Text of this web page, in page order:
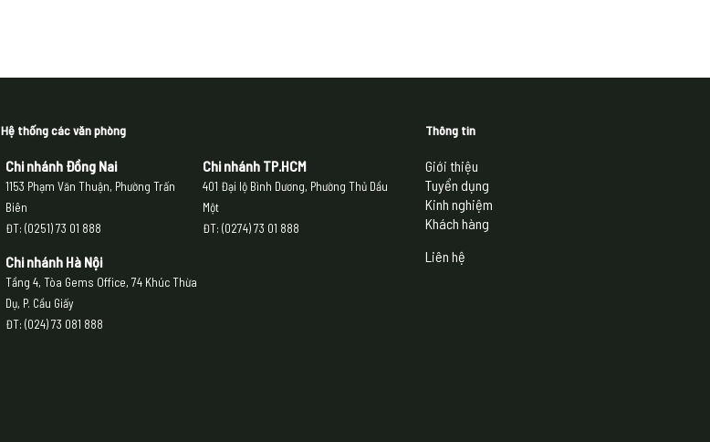
Hệ thống các văn phòng
Chi nhánh Đồng Nai
1153 Phạm Văn Thuận, Phường Trấn
Biên
ĐT: (0251) 73 01 888
Chi nhánh Hà Nội
Tầng 4, Tòa Gems Office, 74 Khúc Thừa
Dụ, P. Cầu Giấy
ĐT: (024) 73 081 888
Chi nhánh TP.HCM
401 Đại lộ Bình Dương, Phường Thủ Dầu
Một
ĐT: (0274) 73 01 888
Thông tin
Giới thiệu
Tuyển dụng
Kinh nghiệm
Khách hàng
Liên hệ